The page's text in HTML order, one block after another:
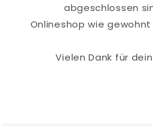
abgeschlossen
Onlineshop wie
Vielen Dank für